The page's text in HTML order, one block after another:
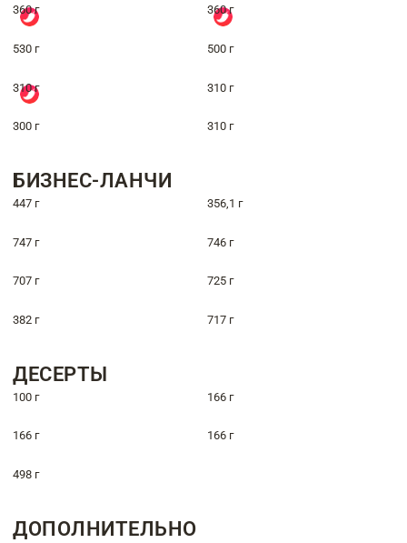
360 г 360 г
530 г 500 г
310 г 310 г
300 г 310 г
БИЗНЕС-ЛАНЧИ
447 г 356,1 г
747 г 746 г
707 г 725 г
382 г 717 г
ДЕСЕРТЫ
100 г 166 г
166 г 166 г
498 г
ДОПОЛНИТЕЛЬНО